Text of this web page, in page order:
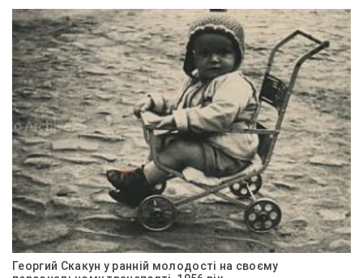
Георгий Скакун у ранній молодості на своєму